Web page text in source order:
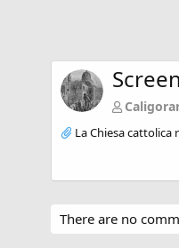
La Chiesa
There are no